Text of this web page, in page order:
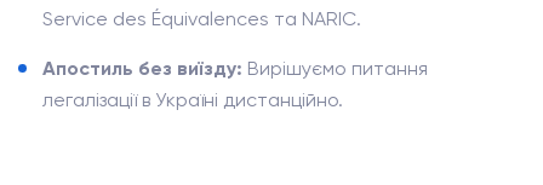
Service des Équivalences та NARIC.
Апостиль без виїзду: Вирішуємо питання
легалізації в Україні дистанційно.